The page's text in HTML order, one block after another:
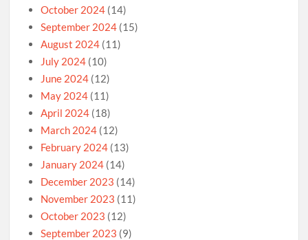
October 2024 (14)
September 2024 (15)
August 2024 (11)
July 2024 (10)
June 2024 (12)
May 2024 (11)
April 2024 (18)
March 2024 (12)
February 2024 (13)
January 2024 (14)
December 2023 (14)
November 2023 (11)
October 2023 (12)
September 2023 (9)